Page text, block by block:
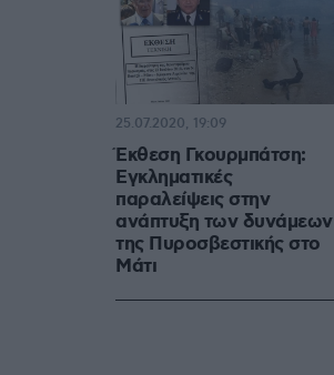
Έκθεση Γκουρμπάτση:
Εγκληματικές
παραλείψεις στην
ανάπτυξη των δυνάμεων
της Πυροσβεστικής στο
Μάτι
25.07.2020, 19:09